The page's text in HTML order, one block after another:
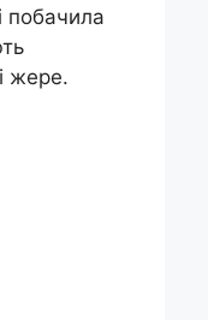
побачила
жере.